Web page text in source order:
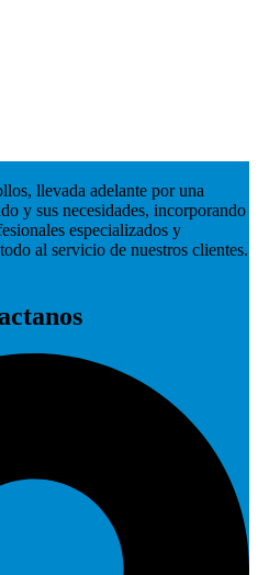
llevada adelante por una
y sus necesidades, incorporando
especializados y
al servicio de nuestros clientes.